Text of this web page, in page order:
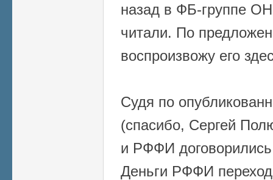
назад в ФБ-группе
читали. По
воспроизвожу его
Судя по
(спасибо, Сергей
и РФФИ
Деньги РФФИ